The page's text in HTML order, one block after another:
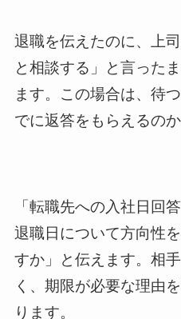
退職を伝えたのに、上
と相談する」と言った
ます。この場合は、待
でに返答をもらえるの
「転職先への入社日回
退職日について方向性
すか」と伝えます。相
く、期限が必要な理由
ります。